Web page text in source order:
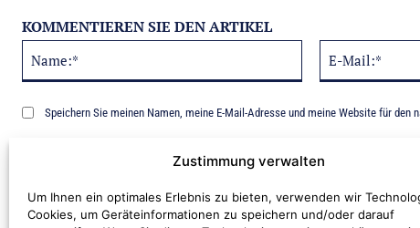
Zustimmung verwalten
Um Ihnen ein optimales Erlebnis zu bieten, verwenden wir
Cookies, um Geräteinformationen zu speichern und/oder darauf
KOMMENTIEREN SIE DEN ARTIKEL
Speichern Sie meinen Namen, meine E-Mail-Adresse und meine Website für den